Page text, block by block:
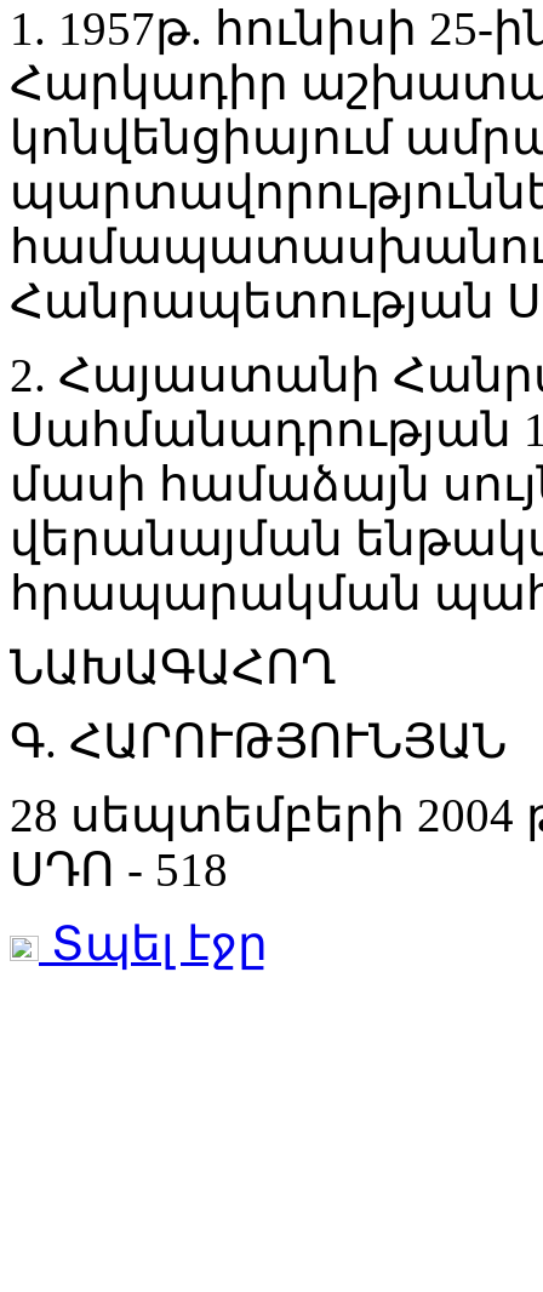
1. 1957թ. հունիսի
Հարկադիր
կոնվենցիայում
Հանրապետության
2. Հայաստանի
Սահմանադրության
մասի համաձայն
վերանայման ենթակա
հրապարակման
ՆԱԽԱԳԱՀՈՂ
Գ. ՀԱՐՈՒԹՅՈՒՆՅԱՆ
28 սեպտեմբերի
ՍԴՈ - 518
Տպել էջը